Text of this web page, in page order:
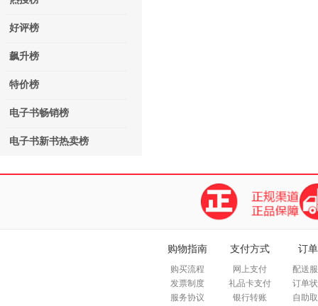
好评榜
飙升榜
特价榜
电子书畅销榜
电子书新书热卖榜
购物指南
购买流程
发票制度
服务协议
支付方式
网上支付
礼品卡支付
银行转账
订
配送
订单
自助